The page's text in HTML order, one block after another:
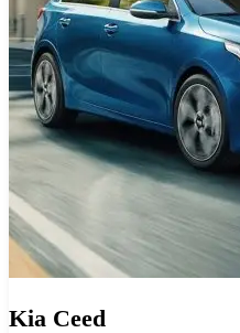
Kia Ceed